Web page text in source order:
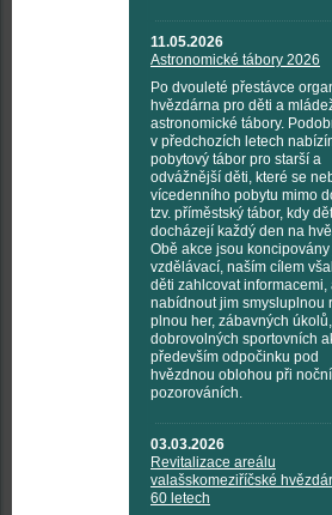
11.05.2026
Astronomické tábory 2026
Po dvouleté přestávce
hvězdárna pro děti a
astronomické tábory.
v předchozích letech
pobytový tábor pro starší a
odvážnější děti, které se
vícedenního pobytu mimo
tzv. příměstský tábor, kdy
docházejí každý den na
Obě akce jsou
vzdělávací, naším cílem
děti zahlcovat informacemi,
nabídnout jim smysluplnou
plnou her, zábavných úkolů,
dobrovolných sportovních
především odpočinku pod
hvězdnou oblohou při
pozorováních.
03.03.2026
Revitalizace areálu
valašskomeziříčské
60 letech